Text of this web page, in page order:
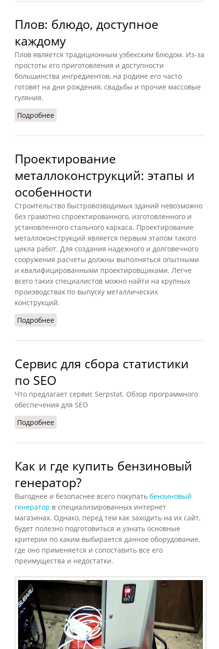
Плов: блюдо, доступное
каждому
Плов является традиционным узбекским блюдом. Из-за
простоты его приготовления и доступности
большинства ингредиентов, на родине его часто
готовят на дни рождения, свадьбы и прочие массовые
гуляния.
Подробнее
Проектирование
металлоконструкций: этапы и
особенности
Строительство быстровозводимых зданий невозможно
без грамотно спроектированного, изготовленного и
установленного стального каркаса. Проектирование
металлоконструкций является первым этапом такого
цикла работ. Для создания надежного и долговечного
сооружения расчеты должны выполняться опытными
и квалифицированными проектировщиками. Легче
всего таких специалистов можно найти на крупных
производствах по выпуску металлических
конструкций.
Подробнее
Сервис для сбора статистики
по SEO
Что предлагает сервис Serpstat. Обзор программного
обеспечения для SEO
Подробнее
Как и где купить бензиновый
генератор?
Выгоднее и безопаснее всего покупать бензиновый
генератор в специализированных интернет
магазинах. Однако, перед тем как заходить на их сайт,
будет полезно подготовиться и узнать основные
критерии по каким выбирается данное оборудование,
где оно применяется и сопоставить все его
преимущества и недостатки.